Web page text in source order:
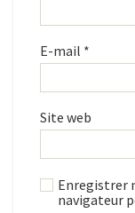
E-mail *
Site web
Enregistrer
navigateur